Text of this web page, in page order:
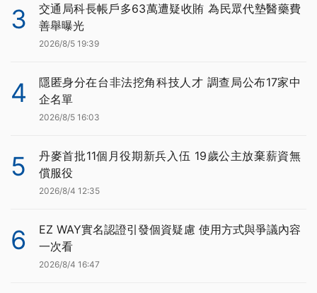
3
交通局科長帳戶多63萬遭疑收賄 為民眾代墊醫藥費
善舉曝光
2026/8/5 19:39
4
隱匿身分在台非法挖角科技人才 調查局公布17家中
企名單
2026/8/5 16:03
5
丹麥首批11個月役期新兵入伍 19歲公主放棄薪資無
償服役
2026/8/4 12:35
6
EZ WAY實名認證引發個資疑慮 使用方式與爭議內容
一次看
2026/8/4 16:47